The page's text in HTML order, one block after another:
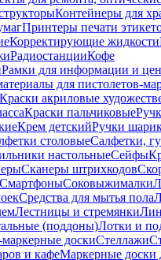
Контейнеры для
Принтеры печати
Корректирующие жидкости
РадиостанцииКофе
Рамки для информации и
для пистолетов-
Краски акриловые
Краски пальчиковые
Крем детскийРучки
столовыеСалфетки,
настольныеСейфы
Сканеры штрихкодов
СмартфоныСоковыжималки
Средства для мытья пола
Лестницы и стремянки
(поддоны)Лотки и
доскиСтеллажи
и кафеМаркерные доски